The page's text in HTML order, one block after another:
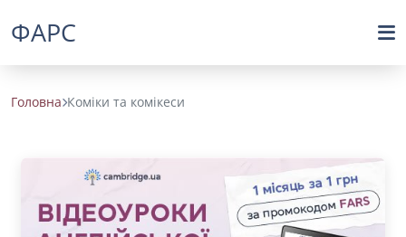
ФАРС
Головна Коміки та комікеси